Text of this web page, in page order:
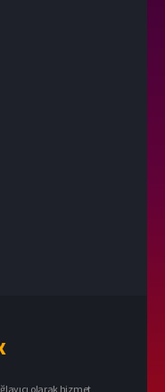
olarak hizmet